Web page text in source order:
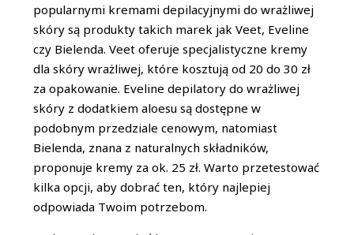
popularnymi kremami depilacyjnymi do wrażliwej
skóry są produkty takich marek jak Veet, Eveline
czy Bielenda. Veet oferuje specjalistyczne kremy
dla skóry wrażliwej, które kosztują od 20 do 30 zł
za opakowanie. Eveline depilatory do wrażliwej
skóry z dodatkiem aloesu są dostępne w
podobnym przedziale cenowym, natomiast
Bielenda, znana z naturalnych składników,
proponuje kremy za ok. 25 zł. Warto przetestować
kilka opcji, aby dobrać ten, który najlepiej
odpowiada Twoim potrzebom.